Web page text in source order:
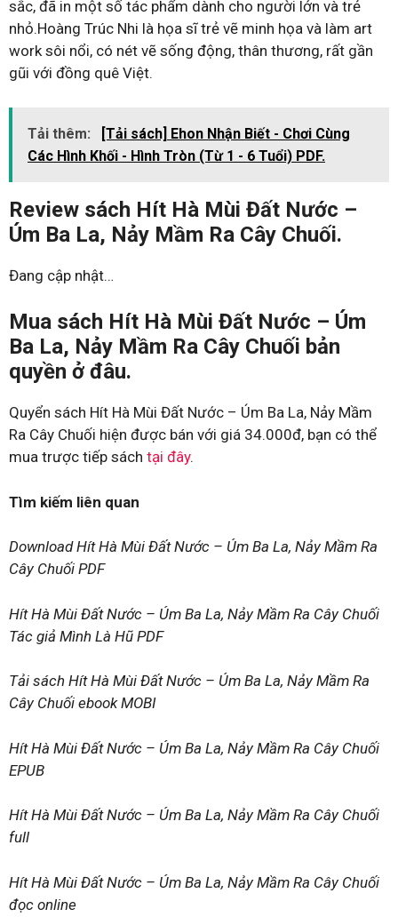
sắc, đã in một số tác phẩm dành cho người lớn và trẻ
nhỏ.Hoàng Trúc Nhi là họa sĩ trẻ vẽ minh họa và làm art
work sôi nổi, có nét vẽ sống động, thân thương, rất gần
gũi với đồng quê Việt.
Tải thêm:
[Tải sách] Ehon Nhận Biết - Chơi Cùng
Các Hình Khối - Hình Tròn (Từ 1 - 6 Tuổi) PDF.
Review sách Hít Hà Mùi Đất Nước –
Úm Ba La, Nảy Mầm Ra Cây Chuối.
Đang cập nhật…
Mua sách Hít Hà Mùi Đất Nước – Úm
Ba La, Nảy Mầm Ra Cây Chuối bản
quyền ở đâu.
Quyển sách Hít Hà Mùi Đất Nước – Úm Ba La, Nảy Mầm
Ra Cây Chuối hiện được bán với giá 34.000đ, bạn có thể
mua trược tiếp sách tại đây.
Tìm kiếm liên quan
Download Hít Hà Mùi Đất Nước – Úm Ba La, Nảy Mầm Ra
Cây Chuối PDF
Hít Hà Mùi Đất Nước – Úm Ba La, Nảy Mầm Ra Cây Chuối
Tác giả Mình Là Hũ PDF
Tải sách Hít Hà Mùi Đất Nước – Úm Ba La, Nảy Mầm Ra
Cây Chuối ebook MOBI
Hít Hà Mùi Đất Nước – Úm Ba La, Nảy Mầm Ra Cây Chuối
EPUB
Hít Hà Mùi Đất Nước – Úm Ba La, Nảy Mầm Ra Cây Chuối
full
Hít Hà Mùi Đất Nước – Úm Ba La, Nảy Mầm Ra Cây Chuối
đọc online